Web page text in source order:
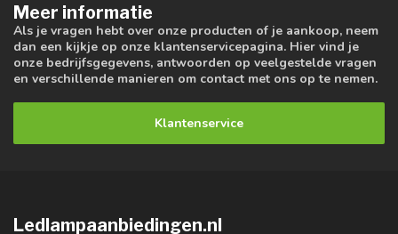
Meer informatie
Als je vragen hebt over onze producten of je aankoop, neem
dan een kijkje op onze klantenservicepagina. Hier vind je
onze bedrijfsgegevens, antwoorden op veelgestelde vragen
en verschillende manieren om contact met ons op te nemen.
Klantenservice
Ledlampaanbiedingen.nl